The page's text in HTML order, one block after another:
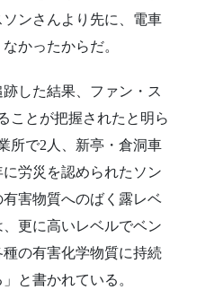
ンさんより先に、電車
かったからだ。
した結果、ファン・ス
ことが把握されたと明ら
所で2人、新亭・倉洞車
労災を認められたソン
害物質へのばく露レベ
更に高いレベルでベン
の有害化学物質に持続
と書かれている。